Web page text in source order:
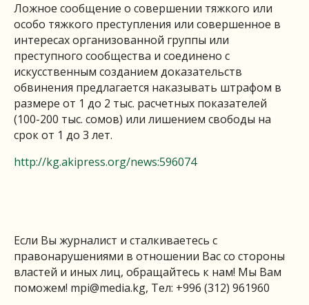
Ложное сообщение о совершении тяжкого или
особо тяжкого преступления или совершенное в
интересах организованной группы или
преступного сообщества и соединено с
искусственным созданием доказательств
обвинения предлагается наказывать штрафом в
размере от 1 до 2 тыс. расчетных показателей
(100-200 тыс. сомов) или лишением свободы на
срок от 1 до 3 лет.
http://kg.akipress.org/news:596074
Если Вы журналист и сталкиваетесь с
правонарушениями в отношении Вас со стороны
властей и иных лиц, обращайтесь к нам! Мы Вам
поможем! mpi@media.kg, Тел: +996 (312) 961960